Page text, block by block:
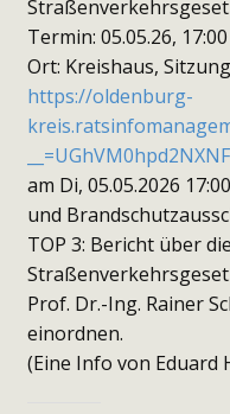
Termin: 05.05.26,
Ort: Kreishaus,
https://oldenburg-
am Di, 05.05.2026
und
TOP 3: Bericht über
Prof. Dr.-Ing. Rainer
einordnen.
(Eine Info von Eduard